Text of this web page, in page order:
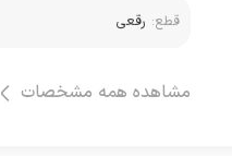
قطع: رقعی
مشاهده همه مشخصات